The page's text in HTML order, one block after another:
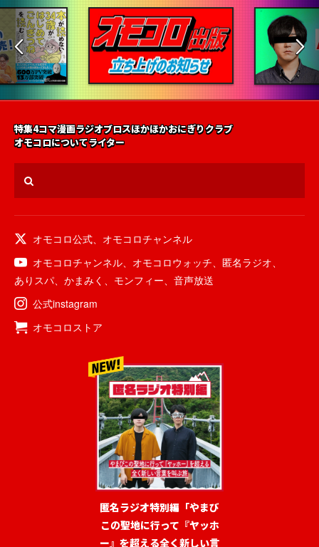
特集4コマ漫画ラジオブロスほかほかおにぎりクラブ
オモコロについてライター
オモコロ公式
オモコロチャンネル
オモコロチャンネル
オモコロウォッチ 匿名ラジオ
ありスパ
かまみく モンフィー
音声放送
公式instagram
オモコロストア
匿名ラジオ特別編「やまび
この聖地に行って『ヤッホ
ー』を超える全く新しい言